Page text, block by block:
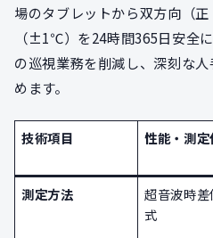
場のタブレットから双方向（
（±1℃）を24時間365日安全
の巡視業務を削減し、深刻な
めます。
技術項目 性能・測
測定方法
超音波時
式